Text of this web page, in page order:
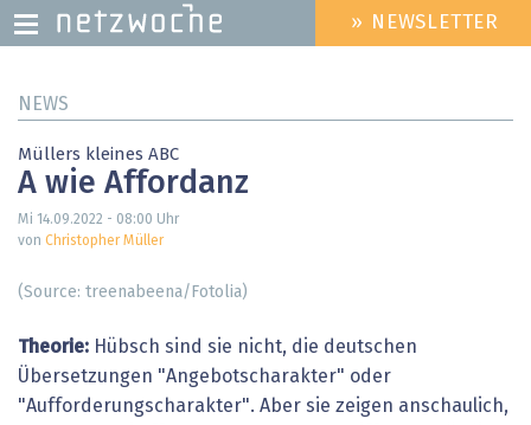
zum
HEADER
MENU
» NEWSLETTER
NEWS
Müllers kleines ABC
A wie Affordanz
Mi 14.09.2022 - 08:00 Uhr
von Christopher Müller
(Source: treenabeena/Fotolia)
Theorie: Hübsch sind sie nicht, die deutschen
Übersetzungen "Angebotscharakter" oder
"Aufforderungscharakter". Aber sie zeigen anschaulich,